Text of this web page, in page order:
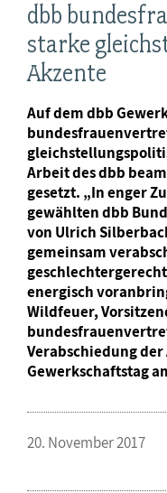
dbb
starke
Akzente
Auf dem dbb
Arbeit des dbb
gesetzt. „In enger
gewählten dbb
von Ulrich
gemeinsam
energisch
Wildfeuer,
Verabschiedung
Gewerkschaftstag
20. November 2017